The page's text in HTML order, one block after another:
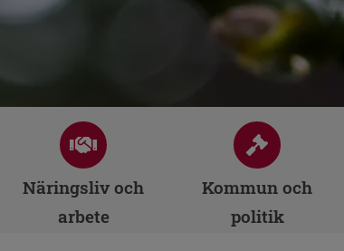
Näringsliv och
arbete
Kommun och
politik